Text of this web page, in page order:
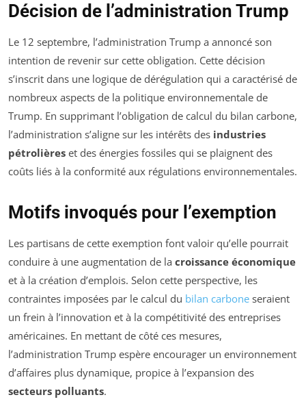
Décision de l’administration Trump
Le 12 septembre, l’administration Trump a annoncé son
intention de revenir sur cette obligation. Cette décision
s’inscrit dans une logique de dérégulation qui a caractérisé de
nombreux aspects de la politique environnementale de
Trump. En supprimant l’obligation de calcul du bilan carbone,
l’administration s’aligne sur les intérêts des industries
pétrolières et des énergies fossiles qui se plaignent des
coûts liés à la conformité aux régulations environnementales.
Motifs invoqués pour l’exemption
Les partisans de cette exemption font valoir qu’elle pourrait
conduire à une augmentation de la croissance économique
et à la création d’emplois. Selon cette perspective, les
contraintes imposées par le calcul du bilan carbone seraient
un frein à l’innovation et à la compétitivité des entreprises
américaines. En mettant de côté ces mesures,
l’administration Trump espère encourager un environnement
d’affaires plus dynamique, propice à l’expansion des
secteurs polluants.